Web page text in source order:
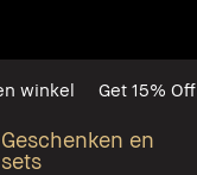
Geschenken en
sets
winkel Get 15% Off